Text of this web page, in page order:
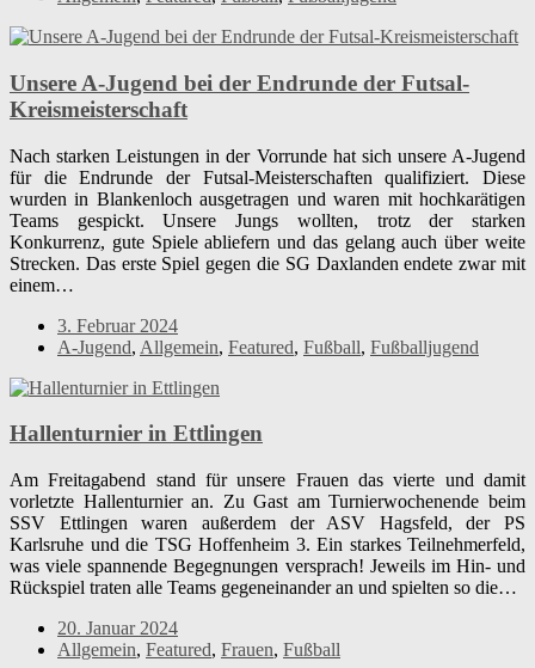
Unsere A-Jugend bei der Endrunde der Futsal-
Kreismeisterschaft
Nach starken Leistungen in der Vorrunde hat sich unsere A-Jugend
für die Endrunde der Futsal-Meisterschaften qualifiziert. Diese
wurden in Blankenloch ausgetragen und waren mit hochkarätigen
Teams gespickt. Unsere Jungs wollten, trotz der starken
Konkurrenz, gute Spiele abliefern und das gelang auch über weite
Strecken. Das erste Spiel gegen die SG Daxlanden endete zwar mit
einem…
3. Februar 2024
A-Jugend, Allgemein, Featured, Fußball, Fußballjugend
Hallenturnier in Ettlingen
Am Freitagabend stand für unsere Frauen das vierte und damit
vorletzte Hallenturnier an. Zu Gast am Turnierwochenende beim
SSV Ettlingen waren außerdem der ASV Hagsfeld, der PS
Karlsruhe und die TSG Hoffenheim 3. Ein starkes Teilnehmerfeld,
was viele spannende Begegnungen versprach! Jeweils im Hin- und
Rückspiel traten alle Teams gegeneinander an und spielten so die…
20. Januar 2024
Allgemein, Featured, Frauen, Fußball